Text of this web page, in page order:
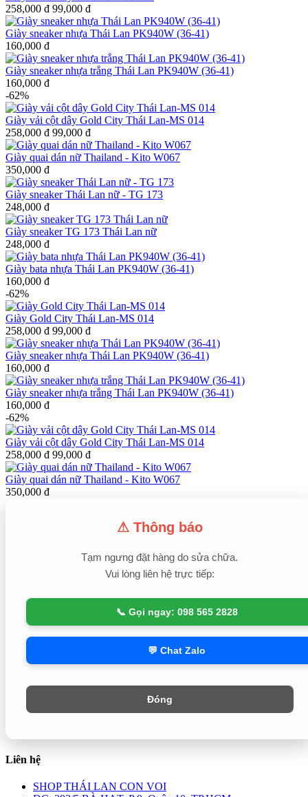
258,000 đ 99,000 đ
Giày sneaker nhựa Thái Lan PK940W (36-41)
160,000 đ
Giày sneaker nhựa trắng Thái Lan PK940W (36-41)
160,000 đ
-62%
Giày vải cột dây Gold City Thái Lan-MS 014
258,000 đ 99,000 đ
Giày quai dán nữ Thailand - Kito W067
350,000 đ
Giày sneaker Thái Lan nữ - TG 173
248,000 đ
Giày sneaker TG 173 Thái Lan nữ
248,000 đ
Giày bata nhựa Thái Lan PK940W (36-41)
160,000 đ
-62%
Giày Gold City Thái Lan-MS 014
258,000 đ 99,000 đ
Giày sneaker nhựa Thái Lan PK940W (36-41)
160,000 đ
Giày sneaker nhựa trắng Thái Lan PK940W (36-41)
160,000 đ
-62%
Giày vải cột dây Gold City Thái Lan-MS 014
258,000 đ 99,000 đ
Giày quai dán nữ Thailand - Kito W067
350,000 đ
⚠ Thông báo
Tạm ngưng đặt hàng do sửa chữa.
Vui lòng liên hệ trực tiếp:
📞 Gọi ngay: 098 565 2828
💬 Chat Zalo
Đóng
Liên hệ
SHOP THÁI LAN CON VOI